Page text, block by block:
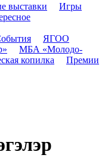
выставки
Игры
ЯГОО
МБА «Молодо-
копилка
Премии